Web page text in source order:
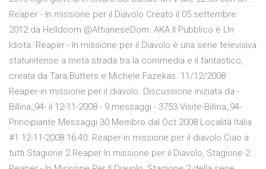
Reaper - In missione per il Diavolo Creato il 05 settembre
2012 da Helldoom @AttianeseDom. AKA Il Pubblico è Un
Idiota. Reaper - In missione per il Diavolo è una serie televisiva
statunitense a metà strada tra la commedia e il fantastico,
creata da Tara Butters e Michele Fazekas. 11/12/2008 ·
Reaper-in missione per il diavolo. Discussione iniziata da -
Billina_94- il 12-11-2008 - 9 messaggi - 3753 Visite-Billina_94-
Principiante Messaggi 30 Membro dal Oct 2008 Località Italia
#1 12-11-2008 16:40. Reaper-in missione per il diavolo Ciao a
tutti Stagione 2 Reaper In missione per il Diavolo, Stagione 2